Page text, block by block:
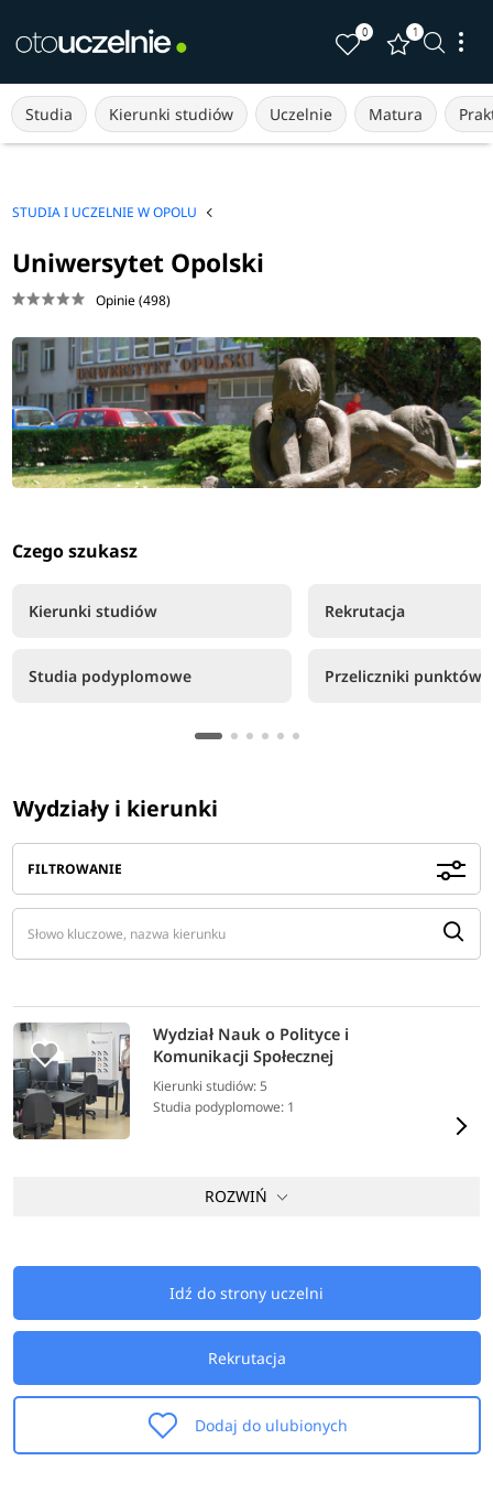
0 1
Studia Kierunki studiów Uczelnie Matura
STUDIA I UCZELNIE W OPOLU
Uniwersytet Opolski
Opinie (498)
Czego szukasz
Kierunki studiów
Studia podyplomowe
Rekrutacja
Przeliczniki punktów
Wydziały i kierunki
FILTROWANIE
Wydział Nauk o Polityce i
Komunikacji Społecznej
Kierunki studiów: 5
Studia podyplomowe: 1
ROZWIŃ
Idź do strony uczelni
Rekrutacja
Dodaj do ulubionych